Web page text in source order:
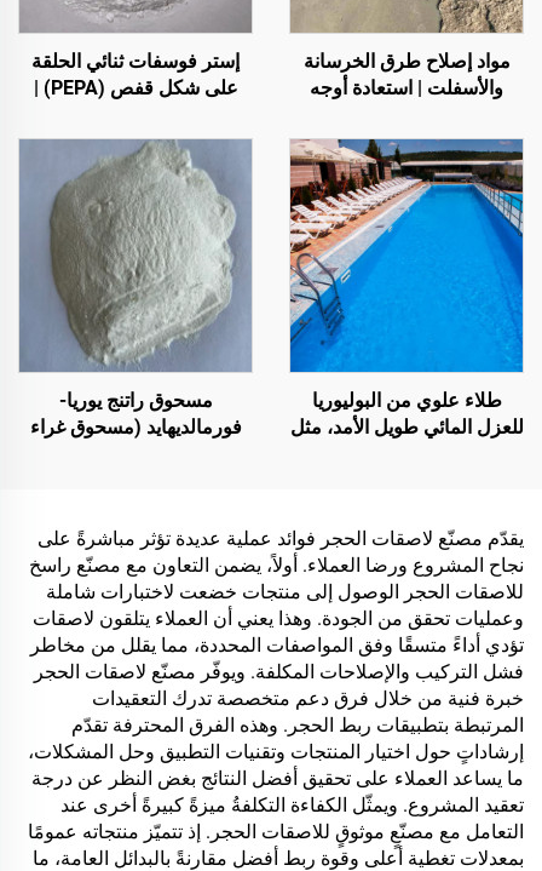
مواد إصلاح طرق الخرسانة
والأسفلت | استعادة أوجه
تجديدها
إستر فوسفات ثنائي الحلقة
على شكل قفص (PEPA) |
الإيبوكسي ومواد البولي
بروبلين (PP) والإثيلين-أسيتات
الفينيل (EVA)
طلاء علوي من البوليوريا
للعزل المائي طويل الأمد، مثل
مسحوق راتنج يوريا-
فورمالديهايد (مسحوق غراء
الخشب الرقائقي متعدد
الطبقات، والألواح الخشبية
الدقيقة، والألواح الصديقة
للبيئة، وألواح الحبيبات
المغشاة بطبقة خشبية،
وغيرها.
يقدّم مصنّع لاصقات الحجر فوائد عملية عديدة تؤثر مباشرةً على
نجاح المشروع ورضا العملاء. أولاً، يضمن التعاون مع مصنّع راسخ
للاصقات الحجر الوصول إلى منتجات خضعت لاختبارات شاملة
وعمليات تحقق من الجودة. وهذا يعني أن العملاء يتلقون لاصقات
تؤدي أداءً متسقًا وفق المواصفات المحددة، مما يقلل من مخاطر
فشل التركيب والإصلاحات المكلفة. ويوفّر مصنّع لاصقات الحجر
خبرة فنية من خلال فرق دعم متخصصة تدرك التعقيدات
المرتبطة بتطبيقات ربط الحجر. وهذه الفرق المحترفة تقدّم
إرشاداتٍ حول اختيار المنتجات وتقنيات التطبيق وحل المشكلات،
ما يساعد العملاء على تحقيق أفضل النتائج بغض النظر عن درجة
تعقيد المشروع. ويمثّل الكفاءة التكلفةُ ميزةً كبيرةً أخرى عند
التعامل مع مصنّعٍ موثوقٍ للاصقات الحجر. إذ تتميّز منتجاته عمومًا
بمعدلات تغطية أعلى وقوة ربط أفضل مقارنةً بالبدائل العامة، ما